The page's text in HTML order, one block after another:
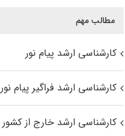
مطالب مهم
کارشناسی ارشد پیام نور
کارشناسی ارشد فراگیر پیام نور
کارشناسی ارشد خارج از کشور